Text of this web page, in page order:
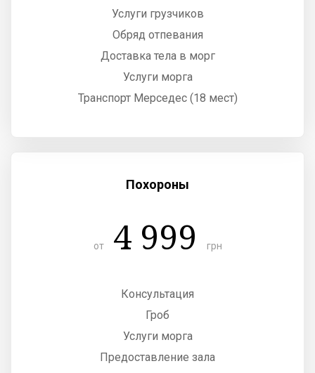
Услуги грузчиков
Обряд отпевания
Доставка тела в морг
Услуги морга
Транспорт Мерседес (18 мест)
Похороны
от 4 999 грн
Консультация
Гроб
Услуги морга
Предоставление зала